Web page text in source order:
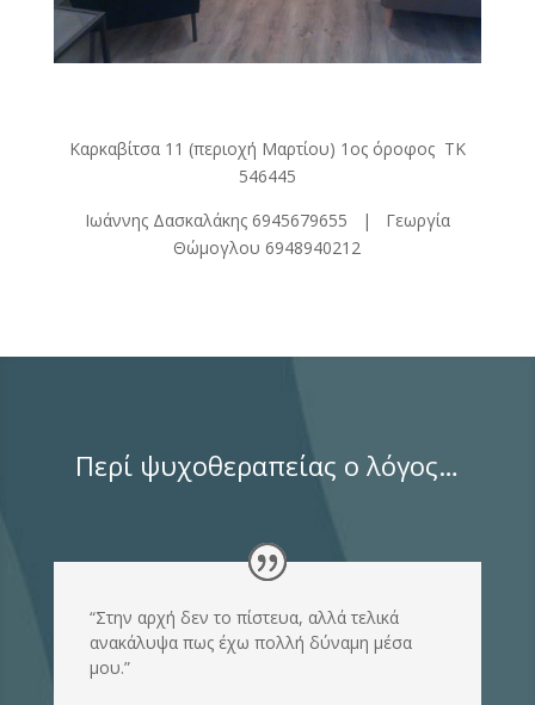
Καρκαβίτσα 11 (περιοχή Μαρτίου) 1ος όροφος ΤΚ
546445
Ιωάννης Δασκαλάκης 6945679655 | Γεωργία
Θώμογλου 6948940212
Περί ψυχοθεραπείας ο λόγος…
“Στην αρχή δεν το πίστευα, αλλά τελικά
ανακάλυψα πως έχω πολλή δύναμη μέσα
μου.”